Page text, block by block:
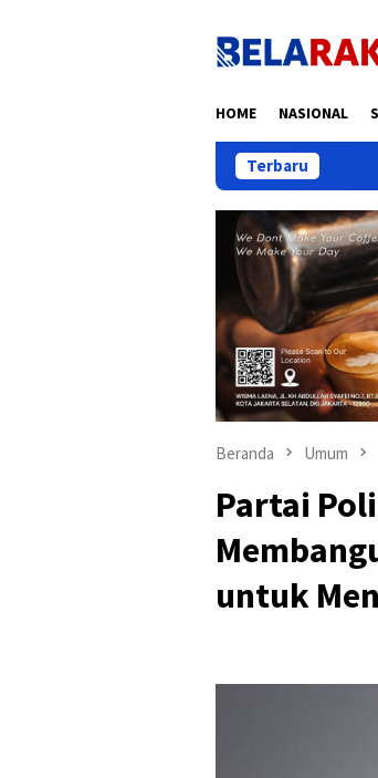
HOME NASIONAL
Terbaru
Beranda Umum
Partai
untuk